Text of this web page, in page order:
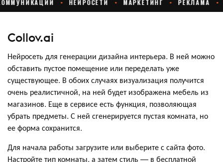
Collov.ai
Нейросеть для генерации дизайна интерьера. В ней можно
обставить пустое помещение или переделать уже
существующее. В обоих случаях визуализация получится
очень реалистичной, на ней будет изображена мебель из
магазинов. Еще в сервисе есть функция, позволяющая
убрать предметы. С ней сгенерируется пустая комната, но
ее форма сохранится.
Для начала работы загрузите или выберите с сайта фото.
Настройте тип комнаты, а затем стиль — в бесплатной